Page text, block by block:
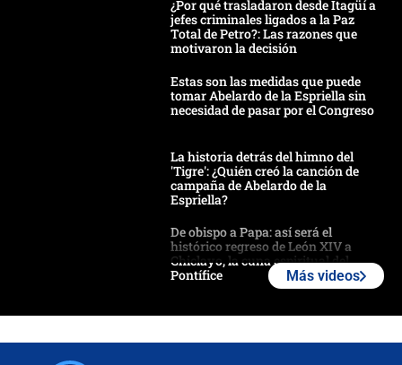
¿Por qué trasladaron desde Itagüí a
jefes criminales ligados a la Paz
Total de Petro?: Las razones que
motivaron la decisión
Estas son las medidas que puede
tomar Abelardo de la Espriella sin
necesidad de pasar por el Congreso
La historia detrás del himno del
'Tigre': ¿Quién creó la canción de
campaña de Abelardo de la
Espriella?
De obispo a Papa: así será el
histórico regreso de León XIV a
Chiclayo, la cuna espiritual del
Pontífice
Más videos